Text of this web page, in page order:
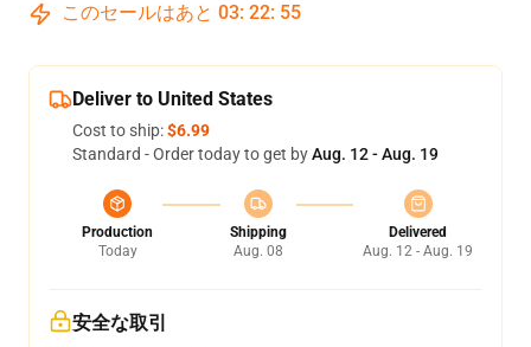
このセールはあと 03: 22: 54
Deliver to United States
Cost to ship:$6.99
Standard - Order today to get byAug. 12 - Aug. 19
Production
Today
Shipping
Aug. 08
Delivered
Aug. 12 - Aug. 19
安全な取引